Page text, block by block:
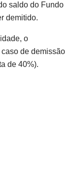
saldo do Fundo
demitido.
o
de demissão
de 40%).